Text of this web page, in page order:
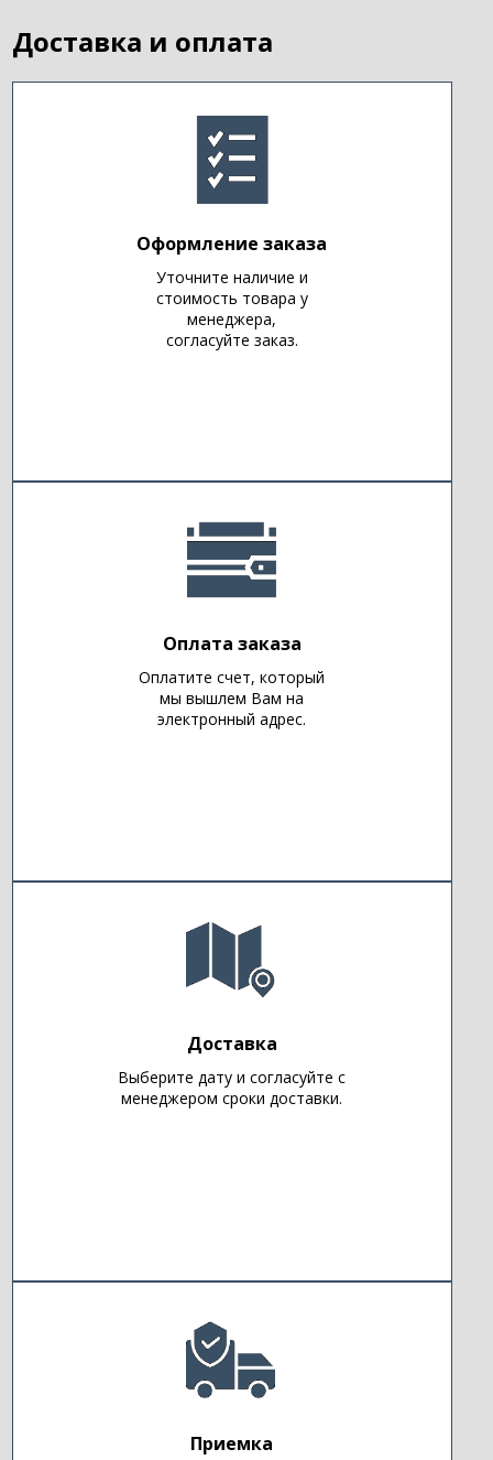
Доставка и оплата
Оформление заказа
Уточните наличие и
стоимость товара у
менеджера,
согласуйте заказ.
Оплата заказа
Оплатите счет, который
мы вышлем Вам на
электронный адрес.
Доставка
Выберите дату и согласуйте с
менеджером сроки доставки.
Приемка